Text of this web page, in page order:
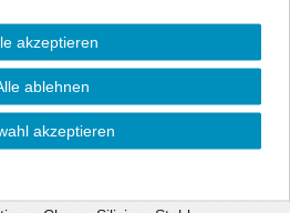
Keilform werden gekürzte
Optik
akzeptieren
ablehnen
akzeptieren